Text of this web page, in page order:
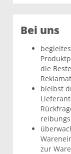
Bei uns
die
bleibst
zur